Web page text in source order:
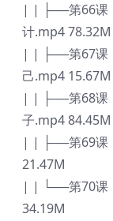
| | ├──第66课
计.mp4 78.32M
| | ├──第67课
己.mp4 15.67M
| | ├──第68课
子.mp4 84.45M
| | ├──第69课
21.47M
| | └──第70课
34.19M